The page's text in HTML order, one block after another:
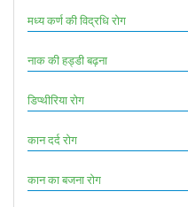
मध्य कर्ण की विद्रधि रोग
नाक की हड्डी बढ़ना
डिप्थीरिया रोग
कान दर्द रोग
कान का बजना रोग